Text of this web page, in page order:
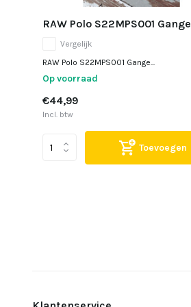
RAW Polo S22MPS001 Gange
Vergelijk
RAW Polo S22MPS001 Gange...
Op voorraad
€44,99
Incl. btw
Toevoegen